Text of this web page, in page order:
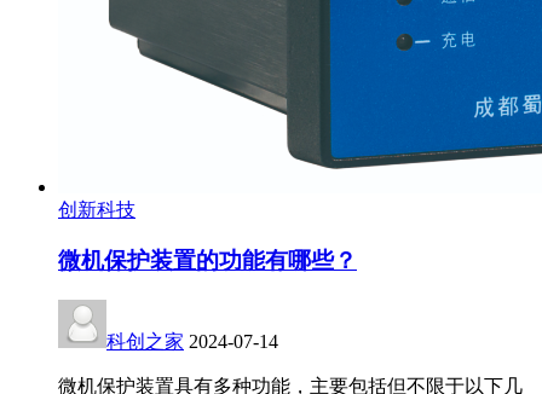
创新科技
微机保护装置的功能有哪些？
科创之家 2024-07-14
微机保护装置具有多种功能，主要包括但不限于以下几